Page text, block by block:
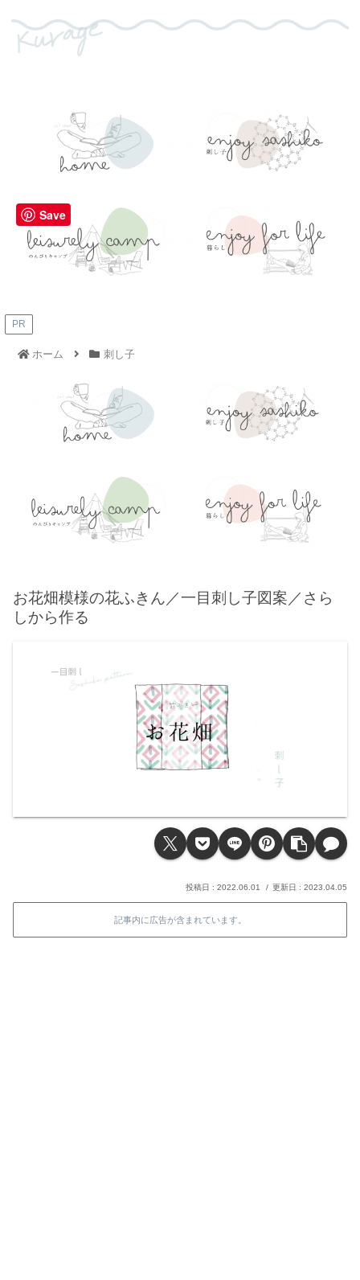
PR
ホーム 刺し子
お花畑模様の花ふきん／一目刺し子図案／さら
しから作る
2022.06.01 2023.04.05
記事内に広告が含まれています。
Save